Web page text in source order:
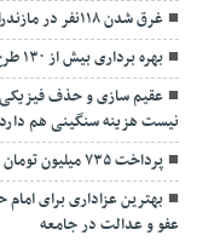
غرق شدن ۱۱۸نفر در مازندران/ توصيه هايی برای پيشگيری از غرق شدن
بهره برداری بیش از ۱۳۰ طرح ویژه مددجویان بهزیستی در مازندران
عقیم سازی و حذف
نیست هزینه سنگینی هم
پرداخت ۷۳۵ میلیون تومان تسهیلات اشتغال زایی در شهرستان تنکابن
بهترین عزاداری برای
عفو و عدالت در جامعه